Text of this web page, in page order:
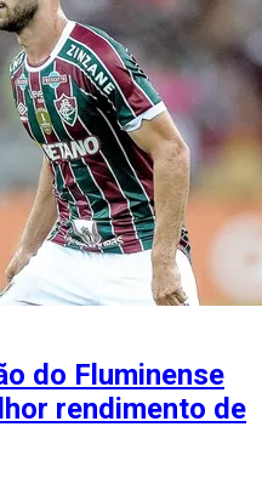
do Fluminense
rendimento de